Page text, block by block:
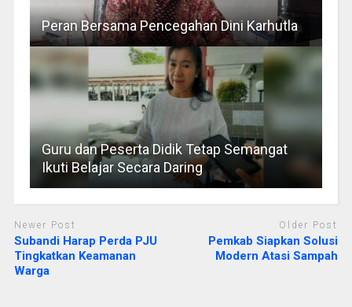
Peran Bersama Pencegahan Dini Karhutla
Guru dan Peserta Didik Tetap Semangat
Ikuti Belajar Secara Daring
Newer Post
Subandi Harap Perda PJU
Tingkatkan Keamanan
Warga
Older Post
Pemkab Siapkan Solusi
Modern Atasi Sampah